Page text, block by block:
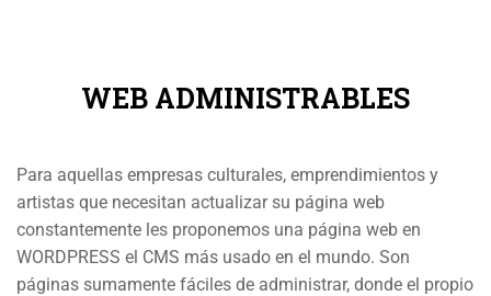
WEB ADMINISTRABLES
Para aquellas empresas culturales, emprendimientos y
artistas que necesitan actualizar su página web
constantemente les proponemos una página web en
WORDPRESS el CMS más usado en el mundo. Son
páginas sumamente fáciles de administrar, donde el propio